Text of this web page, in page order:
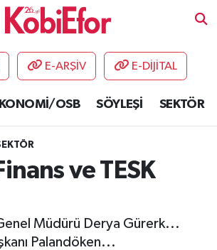
E-ARŞİV E-DİJİTAL
OSB SÖYLEŞİ SEKTÖR
ve TESK
Müdürü Derya Gürerk...
Palandöken...